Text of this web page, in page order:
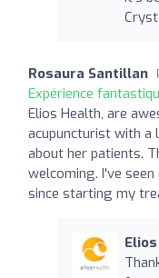
Rosaura Santillan
Expérience
Elios Health, are
acupuncturist with a
about her patients.
welcoming. I've
since starting my